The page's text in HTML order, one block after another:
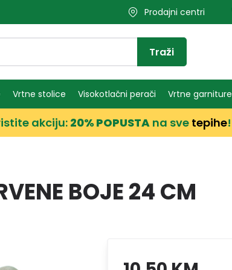
Prodajni centri
Traži
Vrtne stolice Visokotlačni perači Vrtne garniture
akciju:20% POPUSTA na sve tepihe!
BOJE 24 CM